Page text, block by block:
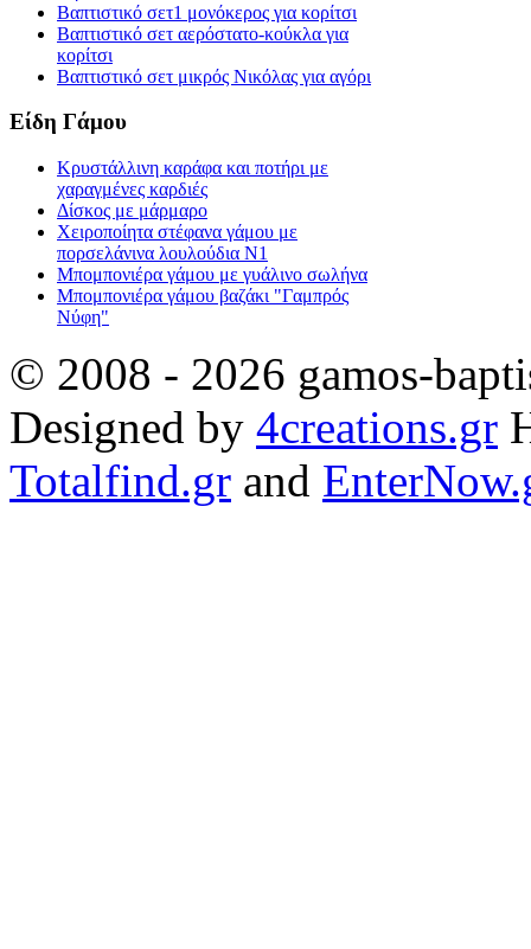
Βαπτιστικό σετ1 μονόκερος για κορίτσι
Βαπτιστικό σετ αερόστατο-κούκλα για
κορίτσι
Βαπτιστικό σετ μικρός Νικόλας για αγόρι
Είδη Γάμου
Κρυστάλλινη καράφα και ποτήρι με
χαραγμένες καρδιές
Δίσκος με μάρμαρο
Χειροποίητα στέφανα γάμου με
πορσελάνινα λουλούδια Ν1
Μπομπονιέρα γάμου με γυάλινο σωλήνα
Μπομπονιέρα γάμου βαζάκι "Γαμπρός
Νύφη"
© 2008 - 2026 gamos-
Designed by 4creations.gr
Totalfind.gr and